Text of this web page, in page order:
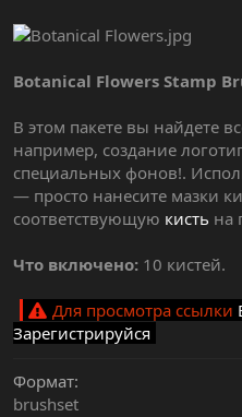
н
я
Botanical Flowers Stamp
В этом пакете вы найдете
например, создание
специальных фонов!.
— просто нанесите мазки
соответствующую кисть на
Что включено: 10 кистей.
Для просмотра ссылки
Зарегистрируйся
Формат
brushset